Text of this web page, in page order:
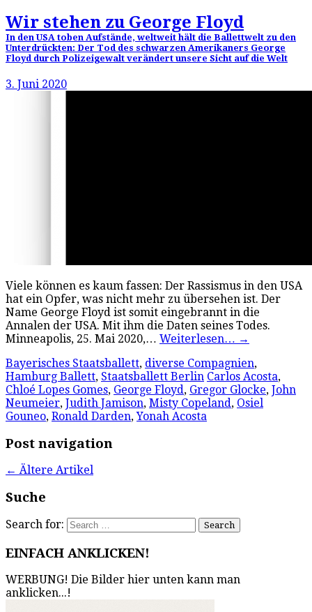
Wir stehen zu George Floyd
In den USA toben Aufstände, weltweit hält die Ballettwelt zu den
Unterdrückten: Der Tod des schwarzen Amerikaners George
Floyd durch Polizeigewalt verändert unsere Sicht auf die Welt
3. Juni 2020
Viele können es kaum fassen: Der Rassismus in den USA
hat ein Opfer, was nicht mehr zu übersehen ist. Der
Name George Floyd ist somit eingebrannt in die
Annalen der USA. Mit ihm die Daten seines Todes.
Minneapolis, 25. Mai 2020,… Weiterlesen… →
Bayerisches Staatsballett, diverse Compagnien,
Hamburg Ballett, Staatsballett Berlin Carlos Acosta,
Chloé Lopes Gomes, George Floyd, Gregor Glocke, John
Neumeier, Judith Jamison, Misty Copeland, Osiel
Gouneo, Ronald Darden,Yonah Acosta
Post navigation
← Ältere Artikel
Suche
Search for:
EINFACH ANKLICKEN!
WERBUNG! Die Bilder hier unten kann man
anklicken...!